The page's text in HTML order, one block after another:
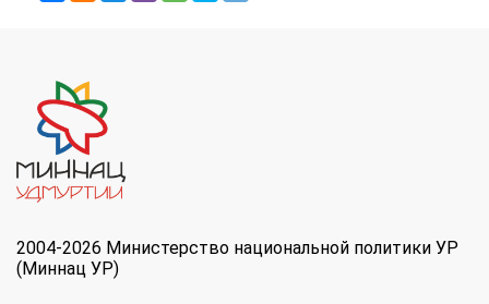
2004-2026 Министерство национальной политики УР
(Миннац УР)